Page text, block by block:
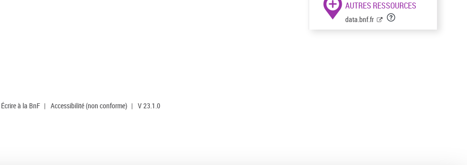
AUTRES RESSOURCES
data.bnf.fr
Écrire à la BnF | Accessibilité (non conforme) | V 23.1.0